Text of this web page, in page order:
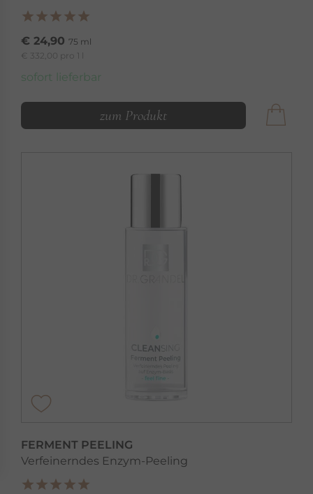
€ 24,90 75 ml
€ 332,00 pro 1 l
sofort lieferbar
zum Produkt
FERMENT PEELING
Verfeinerndes Enzym-Peeling